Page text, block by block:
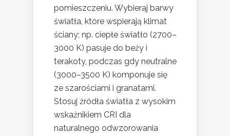
pomieszczeniu. Wybieraj barwy
światła, które wspierają klimat
ściany; np. ciepłe światło (2700–
3000 K) pasuje do beży i
terakoty, podczas gdy neutralne
(3000–3500 K) komponuje się
ze szarościami i granatami.
Stosuj źródła światła z wysokim
wskaźnikiem CRI dla
naturalnego odwzorowania